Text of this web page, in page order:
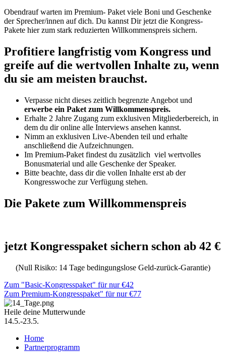
Obendrauf warten im Premium- Paket viele Boni und Geschenke
der Sprecher/innen auf dich. Du kannst Dir jetzt die Kongress-
Pakete hier zum stark reduzierten Willkommenspreis sichern.
Profitiere langfristig vom Kongress und
greife auf die wertvollen Inhalte zu, wenn
du sie am meisten brauchst.
Verpasse nicht dieses zeitlich begrenzte Angebot und
erwerbe ein Paket zum Willkommenspreis.
Erhalte 2 Jahre Zugang zum exklusiven Mitgliederbereich, in
dem du dir online alle Interviews ansehen kannst.
Nimm an exklusiven Live-Abenden teil und erhalte
anschließend die Aufzeichnungen.
Im Premium-Paket findest du zusätzlich viel wertvolles
Bonusmaterial und alle Geschenke der Speaker.
Bitte beachte, dass dir die vollen Inhalte erst ab der
Kongresswoche zur Verfügung stehen.
Die Pakete zum Willkommenspreis
jetzt Kongresspaket sichern schon ab 42 €
(Null Risiko: 14 Tage bedingungslose Geld-zurück-Garantie)
Zum "Basic-Kongresspaket" für nur €42
Zum Premium-Kongresspaket" für nur €77
Heile deine Mutterwunde
14.5.-23.5.
Home
Partnerprogramm